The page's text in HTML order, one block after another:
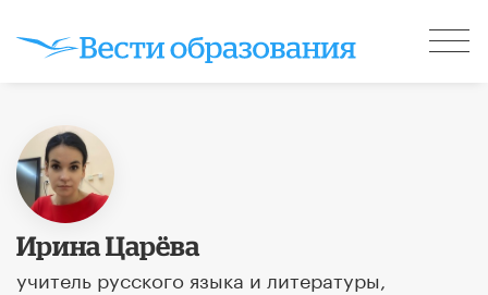
Ирина Царёва
учитель русского языка и литературы,